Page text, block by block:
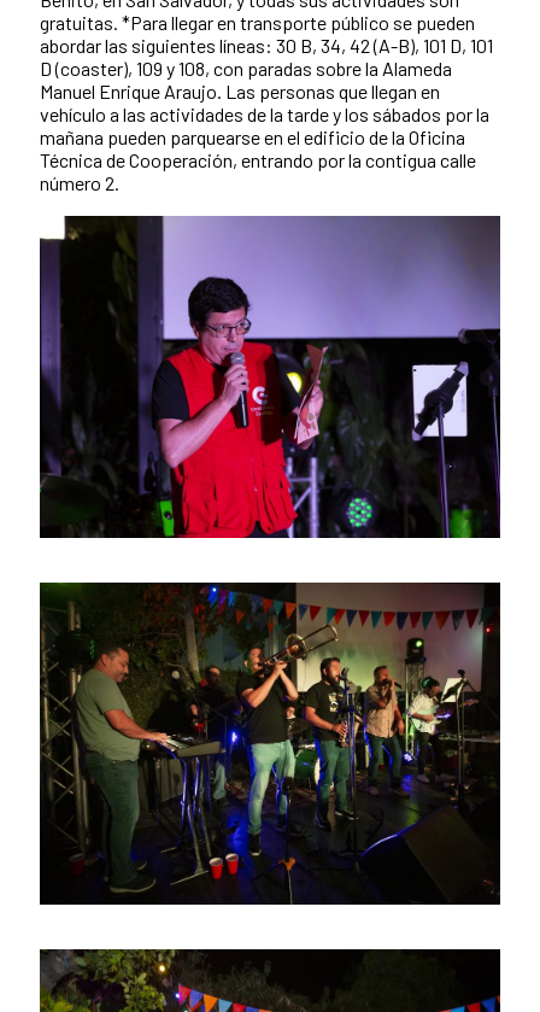
gratuitas. *Para llegar en transporte público se pueden
abordar las siguientes líneas: 30 B, 34, 42 (A-B), 101 D, 101
D (coaster), 109 y 108, con paradas sobre la Alameda
Manuel Enrique Araujo. Las personas que llegan en
vehículo a las actividades de la tarde y los sábados por la
mañana pueden parquearse en el edificio de la Oficina
Técnica de Cooperación, entrando por la contigua calle
número 2.